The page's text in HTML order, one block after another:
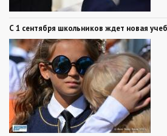
С 1 сентября школьников ждет новая